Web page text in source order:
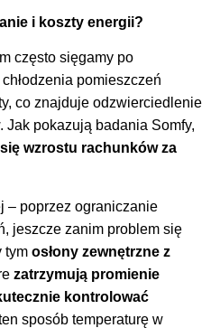
i koszty energii?
często sięgamy po
pomieszczeń
co znajduje odzwierciedlenie
pokazują badania Somfy,
wzrostu rachunków za
– poprzez ograniczanie
jeszcze zanim problem się
tym osłony zewnętrzne z
zatrzymują promienie
kontrolować
sposób temperaturę w